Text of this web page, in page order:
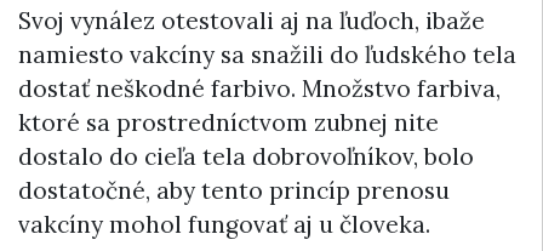
Svoj vynález otestovali aj na ľuďoch, ibaže
namiesto vakcíny sa snažili do ľudského tela
dostať neškodné farbivo. Množstvo farbiva,
ktoré sa prostredníctvom zubnej nite
dostalo do cieľa tela dobrovoľníkov, bolo
dostatočné, aby tento princíp prenosu
vakcíny mohol fungovať aj u človeka.